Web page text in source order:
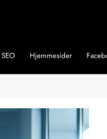
SEO Hjemmesider